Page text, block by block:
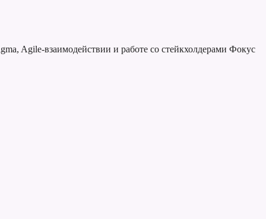
Agile-взаимодействии и работе со стейкхолдерами Фокус